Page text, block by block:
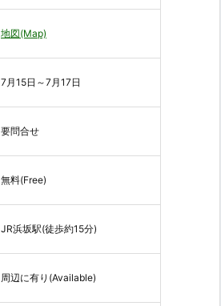
地図(Map)
7月15日～7月17日
要問合せ
無料(Free)
JR浜坂駅(徒歩約15分)
周辺に有り(Available)